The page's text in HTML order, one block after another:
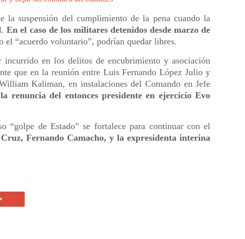
la suspensión del cumplimiento de la pena cuando la
En el caso de los militares detenidos desde marzo de
el “acuerdo voluntario”, podrían quedar libres.
incurrido en los delitos de encubrimiento y asociación
que en la reunión entre Luis Fernando López Julio y
Kaliman, en instalaciones del Comando en Jefe
renuncia del entonces presidente en ejercicio Evo
“golpe de Estado” se fortalece para continuar con el
Fernando Camacho, y la expresidenta interina